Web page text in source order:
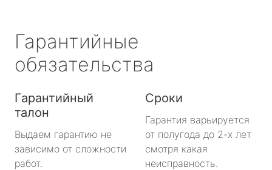
Гарантийные
обязательства
Гарантийный
талон
Выдаем гарантию не
зависимо от сложности
работ.
Сроки
Гарантия варьируется
от полугода до 2-х лет
смотря какая
неисправность.